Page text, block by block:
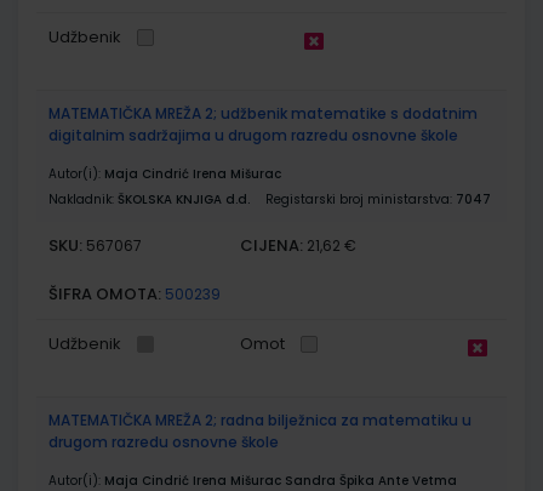
Udžbenik
MATEMATIČKA MREŽA 2; udžbenik matematike s dodatnim
digitalnim sadržajima u drugom razredu osnovne škole
Autor(i): Maja Cindrić Irena Mišurac
Nakladnik: ŠKOLSKA KNJIGA d.d. Registarski broj ministarstva: 7047
SKU: 567067 CIJENA: 21,62 €
ŠIFRA OMOTA: 500239
Udžbenik Omot
MATEMATIČKA MREŽA 2; radna bilježnica za matematiku u
drugom razredu osnovne škole
Autor(i): Maja Cindrić Irena Mišurac Sandra Špika Ante Vetma